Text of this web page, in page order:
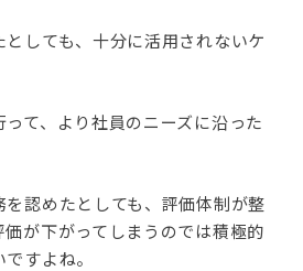
しても、十分に活用されないケ
て、より社員のニーズに沿った
認めたとしても、評価体制が整
が下がってしまうのでは積極的
すよね。